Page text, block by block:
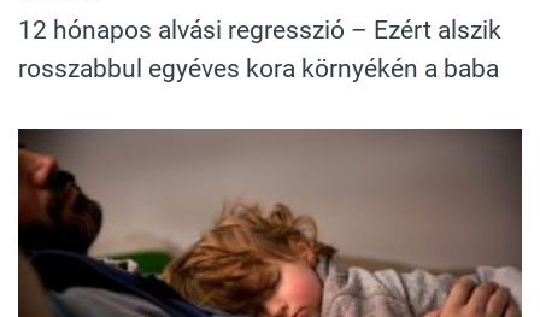
12 hónapos alvási regresszió – Ezért alszik
rosszabbul egyéves kora környékén a baba